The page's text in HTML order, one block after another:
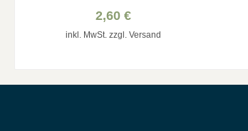
2,60 €
inkl. MwSt. zzgl. Versand